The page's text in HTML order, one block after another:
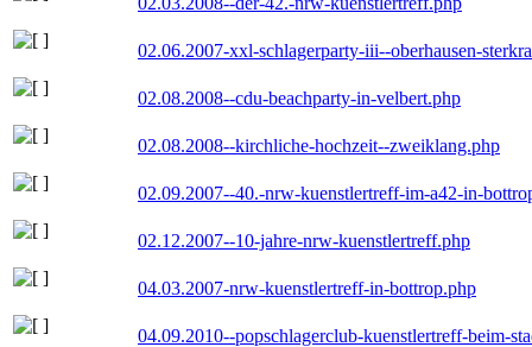
02.06.2007-xxl-schlagerparty-iii--oberhausen-
02.08.2008--cdu-beachparty-in-velbert.php
02.08.2008--kirchliche-hochzeit--zweiklang.php
02.09.2007--40.-nrw-kuenstlertreff-im-a42-in-
02.12.2007--10-jahre-nrw-kuenstlertreff.php
04.03.2007-nrw-kuenstlertreff-in-bottrop.php
04.09.2010--popschlagerclub-kuenstlertreff-beim-